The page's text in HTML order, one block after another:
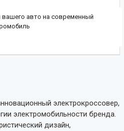
вашего авто на современный
электрокроссовер,
электромобильности бренда.
дизайн,